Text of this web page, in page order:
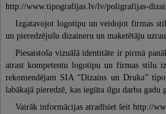
http://www.tipografijas.lv/lv/poligrafijas-
Izgatavojot logotipu un veidojot firmas
un pieredzējušu dizaineru un maketētāju
Piesaistoša vizuālā identitāte ir pirmā
atrast kompetentu logotipu un firmas stilu
rekomendējam SIA “Dizains un Druka”
labākajā pieredzē, kas iegūta ilgu darba gadu
Vairāk informācijas atradīsiet šeit http://